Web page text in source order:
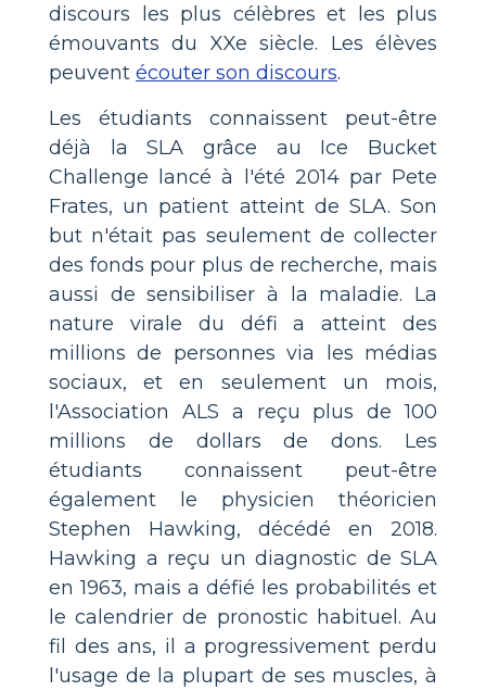
discours les plus célèbres et les plus
émouvants du XXe siècle. Les élèves
peuvent écouter son discours.
Les étudiants connaissent peut-être
déjà la SLA grâce au Ice Bucket
Challenge lancé à l'été 2014 par Pete
Frates, un patient atteint de SLA. Son
but n'était pas seulement de collecter
des fonds pour plus de recherche, mais
aussi de sensibiliser à la maladie. La
nature virale du défi a atteint des
millions de personnes via les médias
sociaux, et en seulement un mois,
l'Association ALS a reçu plus de 100
millions de dollars de dons. Les
étudiants connaissent peut-être
également le physicien théoricien
Stephen Hawking, décédé en 2018.
Hawking a reçu un diagnostic de SLA
en 1963, mais a défié les probabilités et
le calendrier de pronostic habituel. Au
fil des ans, il a progressivement perdu
l'usage de la plupart de ses muscles, à